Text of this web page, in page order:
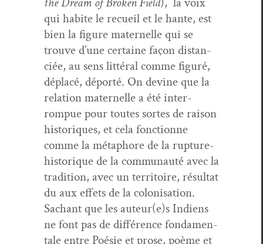
qui habite le recueil et le hante, est
bien la fig­ure mater­nelle qui se
trou­ve d’une cer­taine façon dis­tan­
ciée, au sens lit­téral comme fig­uré,
déplacé, déporté. On devine que la
rela­tion mater­nelle a été inter­
rompue pour toutes sortes de rai­son
his­toriques, et cela fonc­tionne
comme la métaphore de la rup­ture-
his­torique de la com­mu­nauté avec la
tra­di­tion, avec un ter­ri­toire, résul­tat
du aux effets de la coloni­sa­tion.
Sachant que les auteur(e)s Indi­ens
ne font pas de dif­férence fon­da­men­
tale entre Poésie et prose, poème et